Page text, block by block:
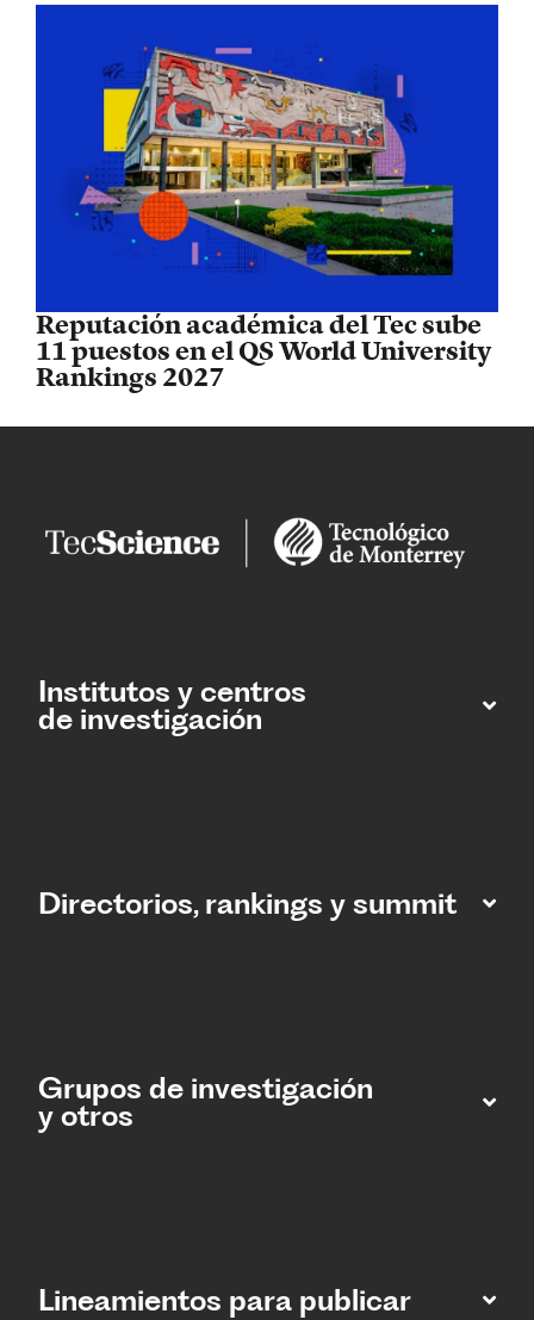
Reputación académica del Tec sube
11 puestos en el QS World University
Rankings 2027
Institutos y centros
de investigación
Directorios, rankings y summit
Grupos de investigación
y otros
Lineamientos para publicar